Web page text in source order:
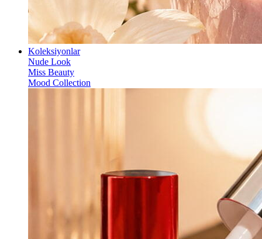
Koleksiyonlar
Nude Look
Miss Beauty
Mood Collection